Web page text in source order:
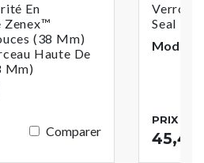
En
Zenex™
(38 Mm)
Haute De
Mm)
Comparer
Seal
Modèle
PRIX DE
45,46